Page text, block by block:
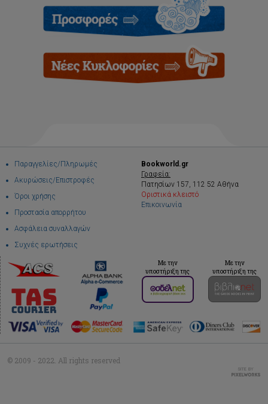
Παραγγελίες/Πληρωμές
Ακυρώσεις/Επιστροφές
Όροι χρήσης
Προστασία απορρήτου
Ασφάλεια συναλλαγών
Συχνές ερωτήσεις
Bookworld.gr
Γραφεία:
Πατησίων 157, 112 52 Αθήνα
Οριστικά κλειστό
Επικοινωνία
Με την
υποστήριξη της
Με την
υποστήριξη της
© 2009 - 2022. All rights reserved